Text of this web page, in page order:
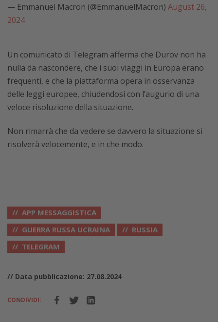
— Emmanuel Macron (@EmmanuelMacron) August 26,
2024
Un comunicato di Telegram afferma che Durov non ha
nulla da nascondere, che i suoi viaggi in Europa erano
frequenti, e che la piattaforma opera in osservanza
delle leggi europee, chiudendosi con l’augurio di una
veloce risoluzione della situazione.
Non rimarrà che da vedere se davvero la situazione si
risolverà velocemente, e in che modo.
APP MESSAGGISTICA
GUERRA RUSSA UCRAINA
RUSSIA
TELEGRAM
// Data pubblicazione: 27.08.2024
CONDIVIDI: